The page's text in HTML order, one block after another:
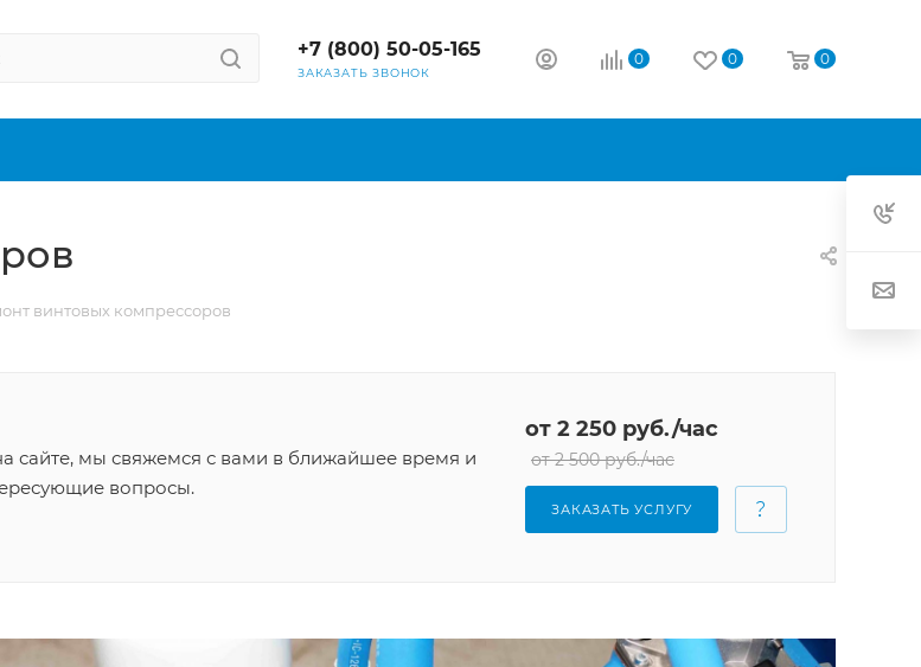
+7 (800) 50-05-165
ЗАКАЗАТЬ ЗВОНОК
0 0 0
винтовых компрессоров
сайте, мы свяжемся с вами в ближайшее время и
вопросы.
от 2 250 руб./час
от 2 500 руб./час
ЗАКАЗАТЬ УСЛУГУ